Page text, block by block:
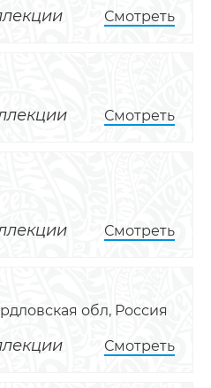
Смотреть
Смотреть
Смотреть
обл, Россия
Смотреть